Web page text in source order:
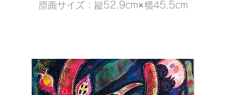
原画サイズ：縦52.9cm×横45 .5cm